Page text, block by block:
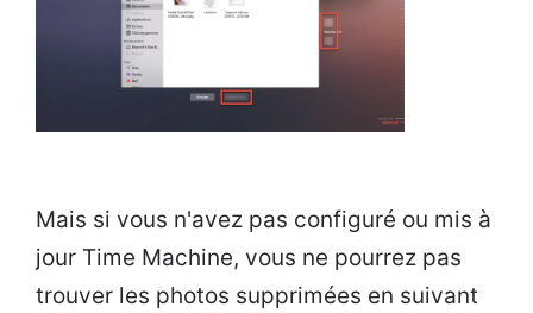
Mais si vous n'avez pas configuré ou mis à
jour Time Machine, vous ne pourrez pas
trouver les photos supprimées en suivant